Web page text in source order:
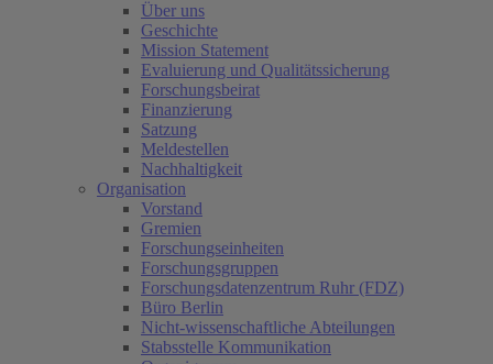
Über uns
Geschichte
Mission Statement
Evaluierung und Qualitätssicherung
Forschungsbeirat
Finanzierung
Satzung
Meldestellen
Nachhaltigkeit
Organisation
Vorstand
Gremien
Forschungseinheiten
Forschungsgruppen
Forschungsdatenzentrum Ruhr (FDZ)
Büro Berlin
Nicht-wissenschaftliche Abteilungen
Stabsstelle Kommunikation